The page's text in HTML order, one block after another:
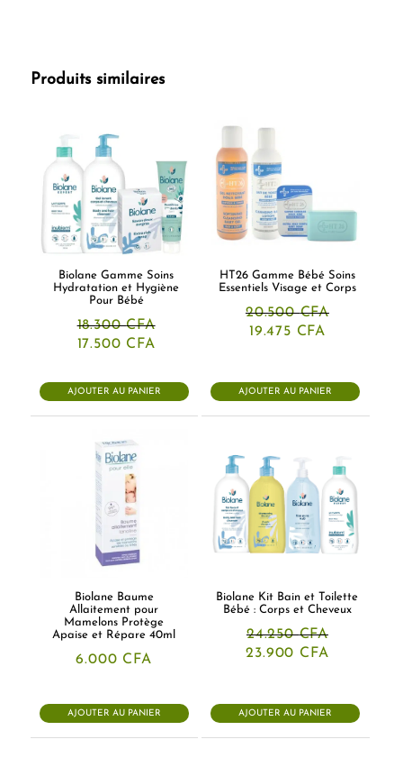
Produits similaires
Biolane Gamme Soins
Hydratation et Hygiène
Pour Bébé
18.300CFA
Le
était :
18.300 CFA.
17.500 CFA
est :
17.500 CFA.
AJOUTER AU PANIER
HT26 Gamme Bébé Soins
Essentiels Visage et Corps
20.500CFA
Le
20.500 CFA.
19.475 CFA
19.475
AJOUTER AU PANIER
Biolane Baume
Allaitement pour
Mamelons Protège
Apaise et Répare 40ml
6.000 CFA
AJOUTER AU PANIER
Biolane Kit Bain et Toilette
Bébé : Corps et Cheveux
24.250CFA
Le
24.250 CFA.
23.900 CFA
23.900
AJOUTER AU PANIER